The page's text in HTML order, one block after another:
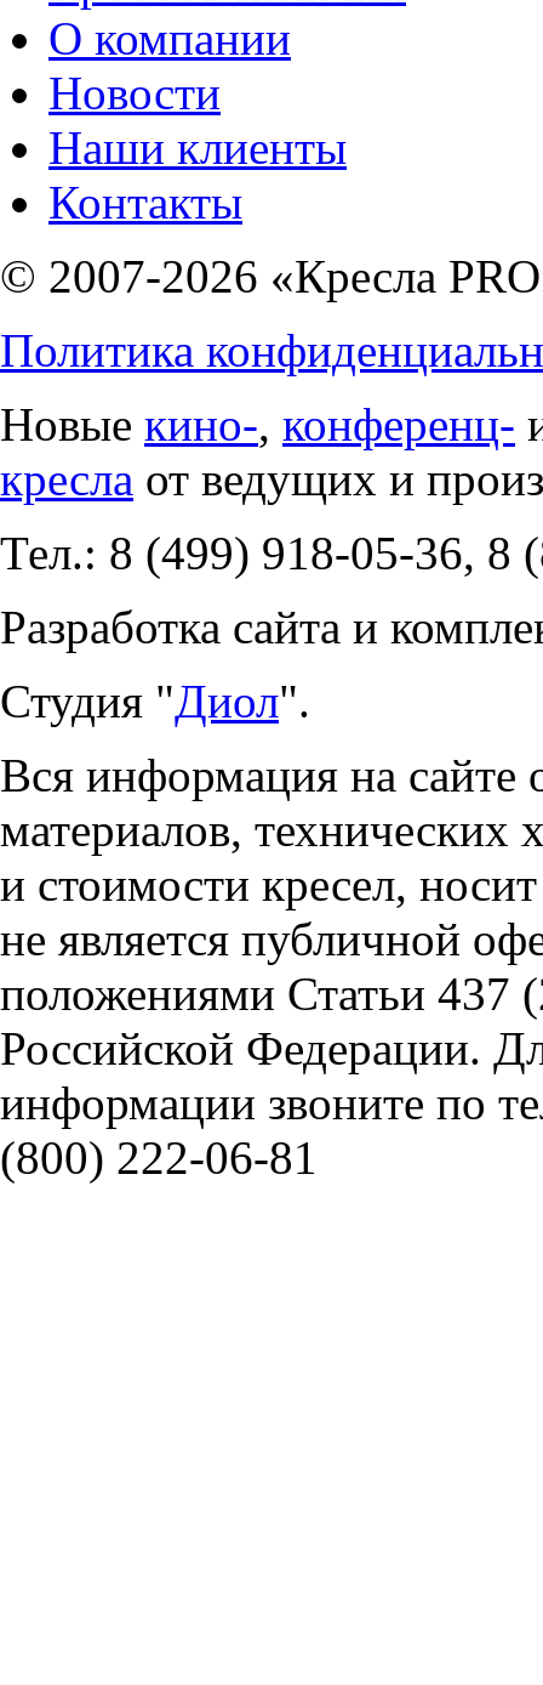
О компании
Новости
Наши клиенты
Контакты
© 2007-2026 «Кресла
Политика
Новые кино-, конференц-
кресла от ведущих и
Тел.: 8 (499) 918-05-36, 8
Разработка сайта и
Студия "Диол".
Вся информация на сайте
материалов, технических
и стоимости кресел,
не является публичной
положениями Статьи 437
Российской Федерации.
информации звоните по
(800) 222-06-81